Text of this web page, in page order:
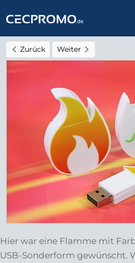
Zurück Weiter
Hier war eine Flamme mit
USB-Sonderform gewünscht.